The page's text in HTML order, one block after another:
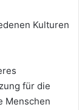
Kulturen
für die
Menschen